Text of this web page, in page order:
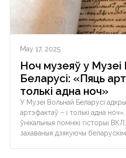
May 17, 2025
Ноч музеяў у Музеі
Беларусі: «Пяць
толькі адна ноч»
У Музеі Вольнай Беларусі
артэфактаў – і толькі адна
ўнікальныя помнікі гісторыі
захаваныя дзякуючы